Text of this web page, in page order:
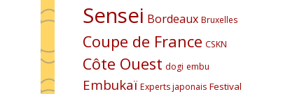
Sensei Bordeaux Bruxelles
Coupe de France CSKN
Côte Ouest dogi embu
Embukaï Experts japonais Festival